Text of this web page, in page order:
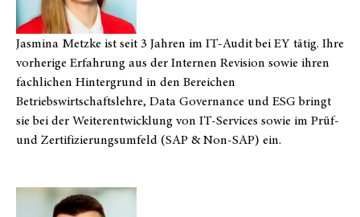
Jasmina Metzke ist seit 3 Jahren im IT-Audit bei EY tätig. Ihre
vorherige Erfahrung aus der Internen Revision sowie ihren
fachlichen Hintergrund in den Bereichen
Betriebswirtschaftslehre, Data Governance und ESG bringt
sie bei der Weiterentwicklung von IT-Services sowie im Prüf-
und Zertifizierungsumfeld (SAP & Non-SAP) ein.